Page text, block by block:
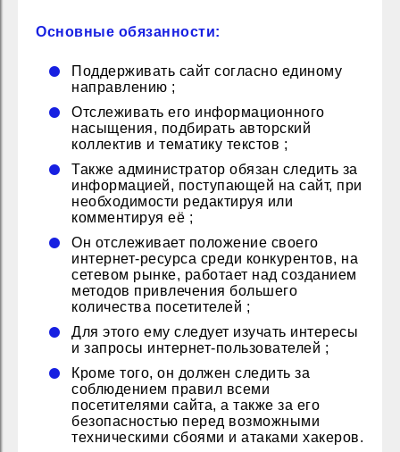
Основные обязанности:
Поддерживать сайт согласно единому
направлению ;
Отслеживать его информационного
насыщения, подбирать авторский
коллектив и тематику текстов ;
Также администратор обязан следить за
информацией, поступающей на сайт, при
необходимости редактируя или
комментируя её ;
Он отслеживает положение своего
интернет-ресурса среди конкурентов, на
сетевом рынке, работает над созданием
методов привлечения большего
количества посетителей ;
Для этого ему следует изучать интересы
и запросы интернет-пользователей ;
Кроме того, он должен следить за
соблюдением правил всеми
посетителями сайта, а также за его
безопасностью перед возможными
техническими сбоями и атаками хакеров.